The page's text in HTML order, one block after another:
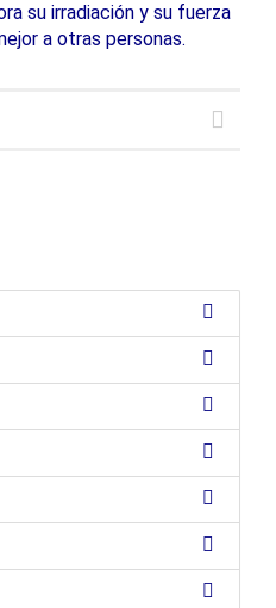
su irradiación y su fuerza
a otras personas.